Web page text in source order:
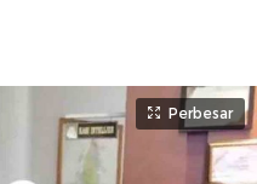
Perbesar